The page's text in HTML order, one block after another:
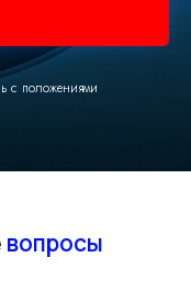
с положениями